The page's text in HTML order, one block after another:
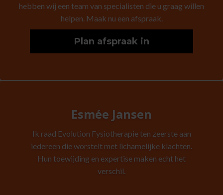
hebben wij een team van specialisten die u graag willen
helpen. Maak nu een afspraak.
Plan afspraak in
Esmée Jansen
Ik raad Evolution Fysiotherapie ten zeerste aan
iedereen die worstelt met lichamelijke klachten.
Hun toewijding en expertise maken echt het
verschil.